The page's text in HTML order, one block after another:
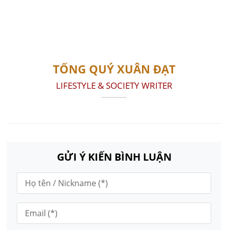
TỐNG QUÝ XUÂN ĐẠT
LIFESTYLE & SOCIETY WRITER
GỬI Ý KIẾN BÌNH LUẬN